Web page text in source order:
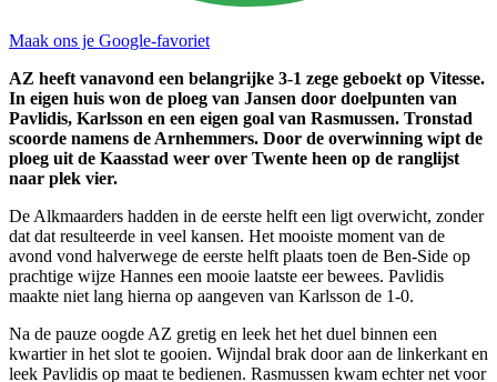
Maak ons je Google-favoriet
AZ heeft vanavond een belangrijke 3-1 zege geboekt op Vitesse.
In eigen huis won de ploeg van Jansen door doelpunten van
Pavlidis, Karlsson en een eigen goal van Rasmussen. Tronstad
scoorde namens de Arnhemmers. Door de overwinning wipt de
ploeg uit de Kaasstad weer over Twente heen op de ranglijst
naar plek vier.
De Alkmaarders hadden in de eerste helft een ligt overwicht, zonder
dat dat resulteerde in veel kansen. Het mooiste moment van de
avond vond halverwege de eerste helft plaats toen de Ben-Side op
prachtige wijze Hannes een mooie laatste eer bewees. Pavlidis
maakte niet lang hierna op aangeven van Karlsson de 1-0.
Na de pauze oogde AZ gretig en leek het het duel binnen een
kwartier in het slot te gooien. Wijndal brak door aan de linkerkant en
leek Pavlidis op maat te bedienen. Rasmussen kwam echter net voor